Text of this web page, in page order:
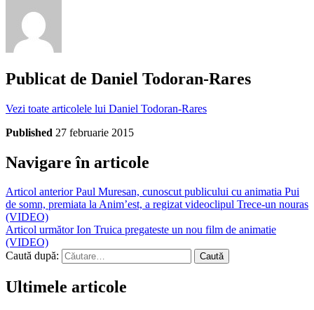
Publicat de Daniel Todoran-Rares
Vezi toate articolele lui Daniel Todoran-Rares
Published 27 februarie 2015
Navigare în articole
Articol anteriorPaul Muresan, cunoscut publicului cu animatia Pui
de somn, premiata la Anim’est, a regizat videoclipul Trece-un nouras
(VIDEO)
Articol următorIon Truica pregateste un nou film de animatie
(VIDEO)
Caută după:
Ultimele articole